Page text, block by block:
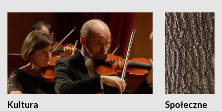
Kultura Społeczne